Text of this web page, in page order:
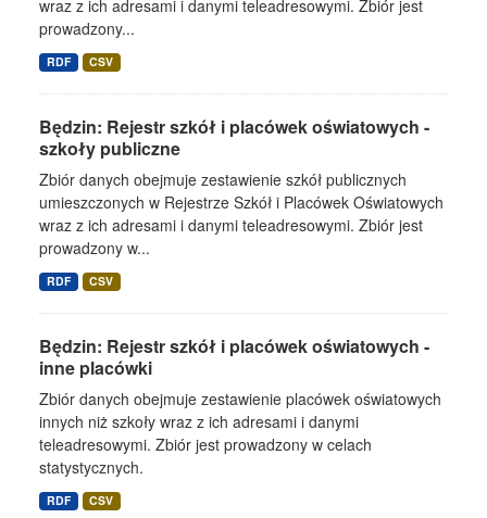
wraz z ich adresami i danymi teleadresowymi. Zbiór jest
prowadzony...
RDF CSV
Będzin: Rejestr szkół i placówek oświatowych -
szkoły publiczne
Zbiór danych obejmuje zestawienie szkół publicznych
umieszczonych w Rejestrze Szkół i Placówek Oświatowych
wraz z ich adresami i danymi teleadresowymi. Zbiór jest
prowadzony w...
RDF CSV
Będzin: Rejestr szkół i placówek oświatowych -
inne placówki
Zbiór danych obejmuje zestawienie placówek oświatowych
innych niż szkoły wraz z ich adresami i danymi
teleadresowymi. Zbiór jest prowadzony w celach
statystycznych.
RDF CSV